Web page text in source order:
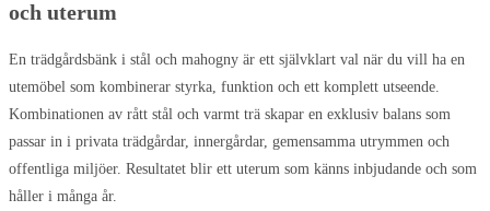
och uterum
En trädgårdsbänk i stål och mahogny är ett självklart val när du vill ha en
utemöbel som kombinerar styrka, funktion och ett komplett utseende.
Kombinationen av rått stål och varmt trä skapar en exklusiv balans som
passar in i privata trädgårdar, innergårdar, gemensamma utrymmen och
offentliga miljöer. Resultatet blir ett uterum som känns inbjudande och som
håller i många år.